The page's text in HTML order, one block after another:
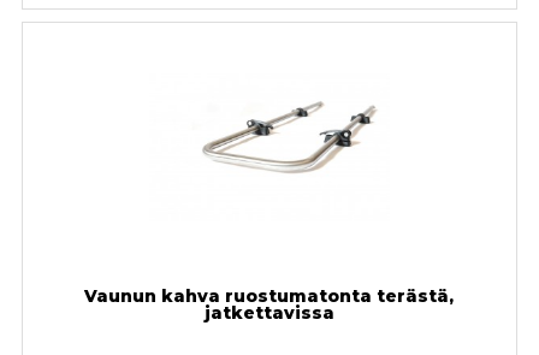
Vaunun kahva ruostumatonta terästä,
jatkettavissa